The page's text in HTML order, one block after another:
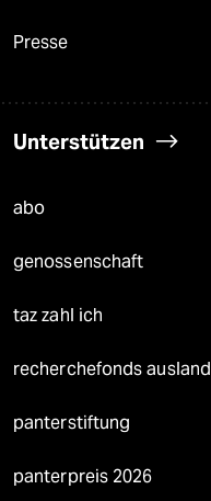
Presse
Unterstützen
abo
genossenschaft
taz zahl ich
recherchefonds ausland
panterstiftung
panterpreis 2026